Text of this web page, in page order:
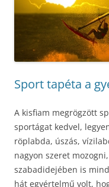
Sport tapéta a
A kisfiam megrögzött
sportágat kedvel,
röplabda, úszás,
nagyon szeret
szabadidejében is
hát egyértelmű volt,